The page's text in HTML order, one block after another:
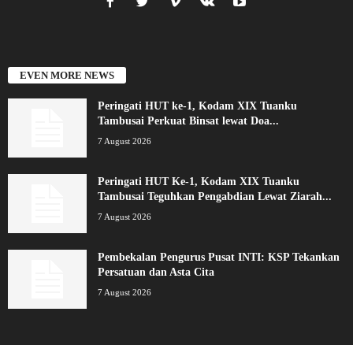
EVEN MORE NEWS
Peringati HUT ke-1, Kodam XIX Tuanku
Tambusai Perkuat Binsat lewat Doa...
7 August 2026
Peringati HUT Ke-1, Kodam XIX Tuanku
Tambusai Teguhkan Pengabdian Lewat Ziarah...
7 August 2026
Pembekalan Pengurus Pusat INTI: KSP Tekankan
Persatuan dan Asta Cita
7 August 2026